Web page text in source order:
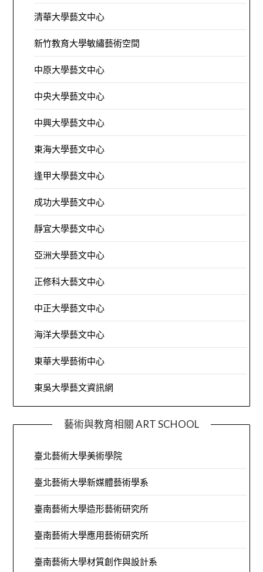
清華大學藝文中心
新竹教育大學敏繡藝術空間
中原大學藝文中心
中央大學藝文中心
中興大學藝文中心
東海大學藝文中心
逢甲大學藝文中心
成功大學藝文中心
靜宜大學藝文中心
亞洲大學藝文中心
正修科大藝文中心
中正大學藝文中心
海洋大學藝文中心
東華大學藝術中心
東吳大學藝文資訊網
藝術與教育相關 ART SCHOOL
臺北藝術大學美術學院
臺北藝術大學新媒體藝術學系
臺南藝術大學造形藝術研究所
臺南藝術大學應用藝術研究所
臺南藝術大學材質創作與設計系